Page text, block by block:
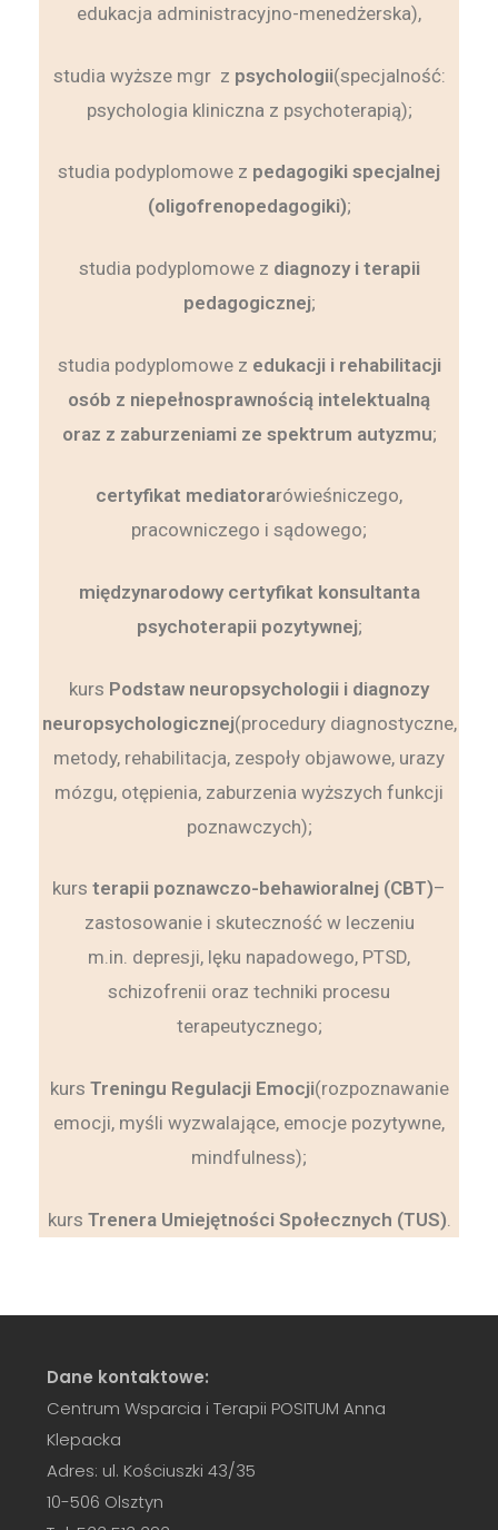
edukacja administracyjno-menedżerska),
studia wyższe mgr z psychologii(specjalność:
psychologia kliniczna z psychoterapią);
studia podyplomowe z pedagogiki specjalnej
(oligofrenopedagogiki);
studia podyplomowe z diagnozy i terapii
pedagogicznej;
studia podyplomowe z edukacji i rehabilitacji
osób z niepełnosprawnością intelektualną
oraz z zaburzeniami ze spektrum autyzmu;
certyfikat mediatorarówieśniczego,
pracowniczego i sądowego;
międzynarodowy certyfikat konsultanta
psychoterapii pozytywnej;
kurs Podstaw neuropsychologii i diagnozy
neuropsychologicznej(procedury diagnostyczne,
metody, rehabilitacja, zespoły objawowe, urazy
mózgu, otępienia, zaburzenia wyższych funkcji
poznawczych);
kurs terapii poznawczo-behawioralnej (CBT)–
zastosowanie i skuteczność w leczeniu
m.in. depresji, lęku napadowego, PTSD,
schizofrenii oraz techniki procesu
terapeutycznego;
kurs Treningu Regulacji Emocji(rozpoznawanie
emocji, myśli wyzwalające, emocje pozytywne,
mindfulness);
kurs Trenera Umiejętności Społecznych (TUS)
Dane kontaktowe:
Centrum Wsparcia i Terapii POSITUM Anna
Klepacka
Adres: ul. Kościuszki 43/35
10-506 Olsztyn